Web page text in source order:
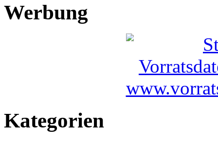
Werbung
Kategorien